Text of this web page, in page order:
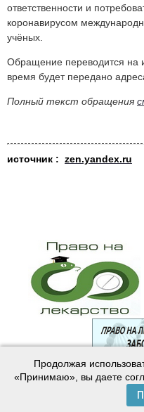
ответственности и
коронавирусом
учёных.
Обращение переводится на
время будет передано
Полный текст обращения
источник : zen.yandex.ru
©
Продолжая
«Принимаю», вы даете